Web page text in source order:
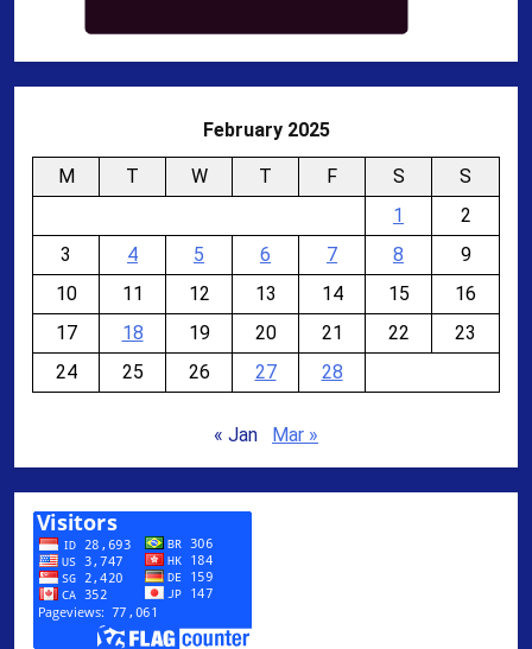
February 2025
M T W T F S
S
1
2
3
4 5 6 7 8
9
10
11 12 13 14 15
16
17
18 19 20 21 22
23
24
25 26 27 28
« Jan Mar »